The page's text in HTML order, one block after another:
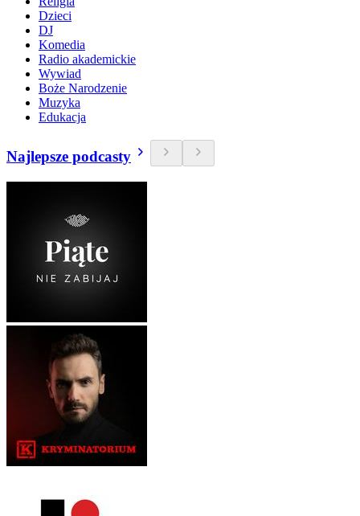
Dzieci
DJ
Komedia
Radio akademickie
Wywiad
Boże Narodzenie
Muzyka
Edukacja
Najlepsze podcasty